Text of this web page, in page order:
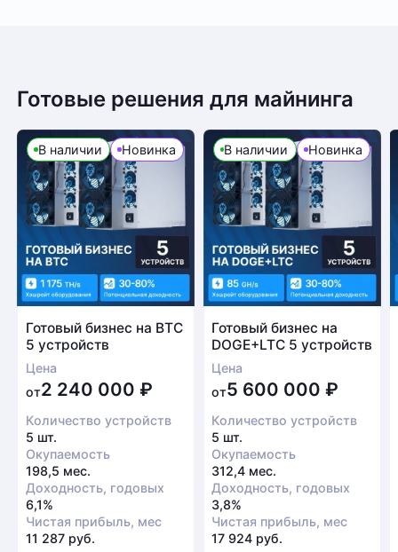
Готовые решения для майнинга
В наличии Новинка
Готовый бизнес на BTC
5 устройств
Цена
от2 240 000 ₽
Количество устройств
5 шт.
Окупаемость
198,5 мес.
Доходность, годовых
6,1%
Чистая прибыль, мес
11 287 руб.
В наличии Новинка
Готовый бизнес на
DOGE+LTC 5 устройств
Цена
от5 600 000₽
Количество устройств
5 шт.
Окупаемость
312,4 мес.
Доходность, годовых
3,8%
Чистая прибыль, мес
17 924 руб.